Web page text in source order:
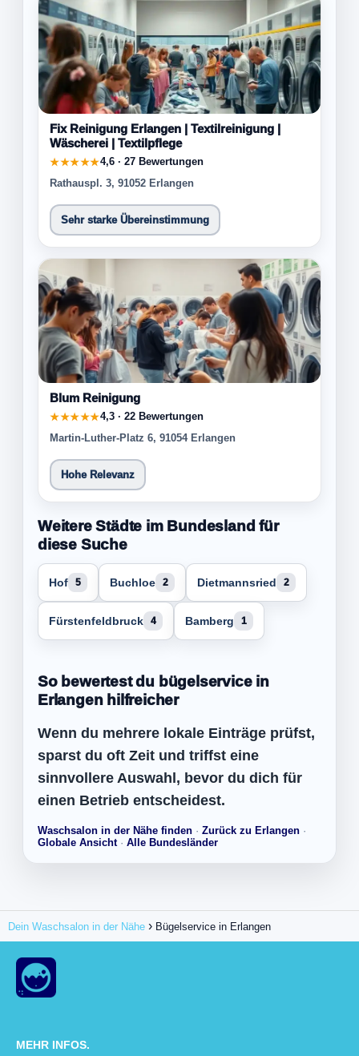
Fix Reinigung Erlangen | Textilreinigung |
Wäscherei | Textilpflege
★★★★★4,6 · 27 Bewertungen
Rathauspl. 3, 91052 Erlangen
Sehr starke Übereinstimmung
Blum Reinigung
★★★★★4,3 · 22 Bewertungen
Martin-Luther-Platz 6, 91054 Erlangen
Hohe Relevanz
Weitere Städte im Bundesland für
diese Suche
Hof 5 Buchloe 2 Dietmannsried 2
Fürstenfeldbruck 4 Bamberg 1
So bewertest du bügelservice in
Erlangen hilfreicher
Wenn du mehrere lokale Einträge prüfst,
sparst du oft Zeit und triffst eine
sinnvollere Auswahl, bevor du dich für
einen Betrieb entscheidest.
Waschsalon in der Nähe finden · Zurück zu Erlangen ·
Globale Ansicht· Alle Bundesländer
Dein Waschsalon in der Nähe Bügelservice in Erlangen
MEHR INFOS.